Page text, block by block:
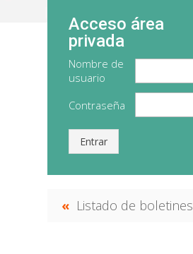
Acceso área
privada
Nombre de
usuario
Contraseña
Entrar
Listado de boletines